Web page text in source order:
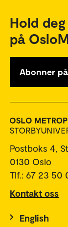
Hold
på
Abonner
Postboks 4,
0130 Oslo
Tlf.: 67 23 50
Kontakt oss
English